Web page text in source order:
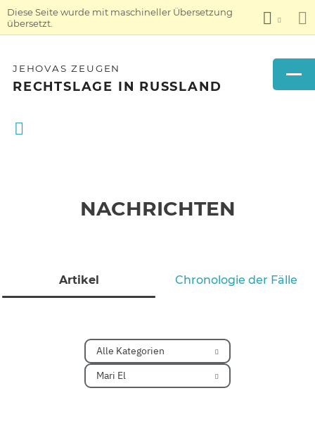
Diese Seite wurde mit maschineller Übersetzung
übersetzt.
JEHOVAS ZEUGEN
RECHTSLAGE IN RUSSLAND
NACHRICHTEN
Artikel Chronologie der Fälle
Alle Kategorien
Mari El